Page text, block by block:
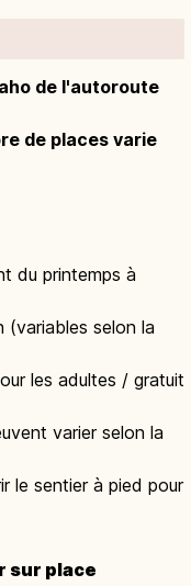
de l'autoroute
de places varie
du printemps à
selon la
les adultes / gratuit
varier selon la
le sentier à pied pour
sur place